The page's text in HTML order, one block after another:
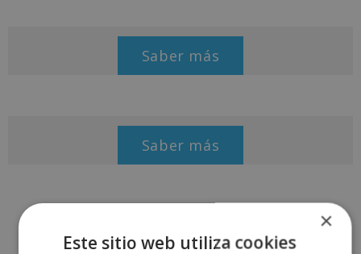
Saber más
Saber más
×
Este sitio web utiliza cookies